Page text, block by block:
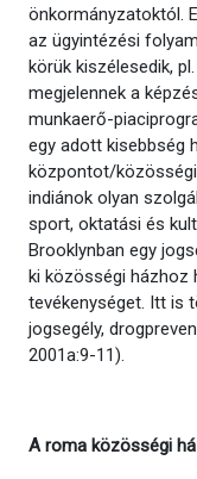
önkormányzatoktól.
az ügyintézési
körük kiszélesedik,
megjelennek a
munkaerő-
egy adott kisebbség
központot/
indiánok olyan
sport, oktatási és
Brooklynban egy
ki közösségi
tevékenységet. Itt is
jogsegély,
2001a:9-11).
A roma közösségi